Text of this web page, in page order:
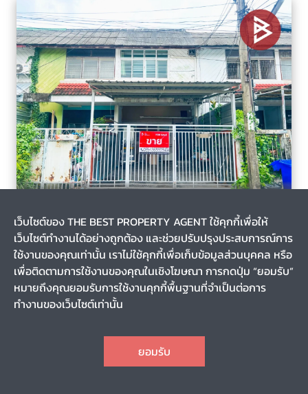
รหัส T-140147
ขายทาวน์เฮ้าส์ หมู่บ้านเสริมสิน สะพานขวา กรุงเทพมหานคร
0-0-19.0
-
2
2
2,790,000
เว็บไซต์ของ THE BEST PROPERTY AGENT ใช้คุกกี้เพื่อให้
เว็บไซต์ทำงานได้อย่างถูกต้อง และช่วยปรับปรุงประสบการณ์การ
ใช้งานของคุณเท่านั้น เราไม่ใช้คุกกี้เพื่อเก็บข้อมูลส่วนบุคคล หรือ
เพื่อติดตามการใช้งานของคุณในเชิงโฆษณา การกดปุ่ม “ยอมรับ”
หมายถึงคุณยอมรับการใช้งานคุกกี้พื้นฐานที่จำเป็นต่อการ
ทำงานของเว็บไซต์เท่านั้น
ยอมรับ